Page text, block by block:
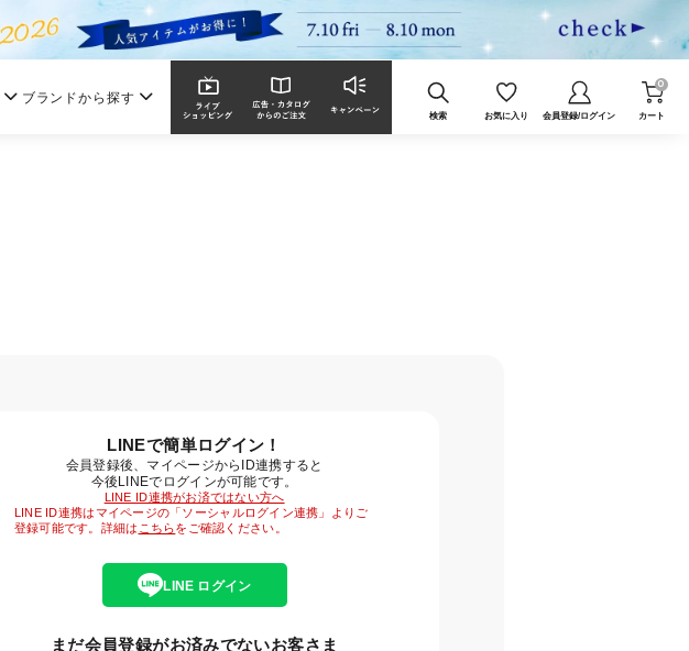
ブランドから探す
検索 お気に入り 会員登録/ログイン カート
0
LINEで簡単ログイン！
会員登録後、マイページからID連携すると
今後LINEでログインが可能です。
LINE ID連携がお済ではない方へ
LINE ID連携はマイページの「ソーシャルログイン連携」よりご
登録可能です。詳細は こちらをご確認ください。
LINE ログイン
まだ会員登録がお済みでないお客さま